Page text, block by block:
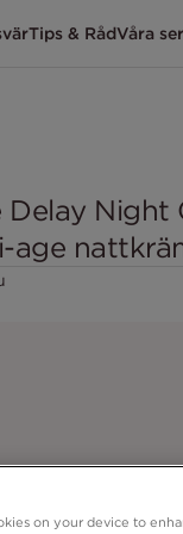
Tips & RådVåra
Delay Night
age
on your device to